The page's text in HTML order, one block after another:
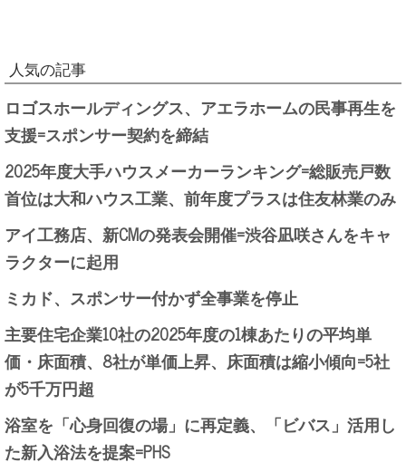
人気の記事
ロゴスホールディングス、アエラホームの民事再生を
支援=スポンサー契約を締結
2025年度大手ハウスメーカーランキング=総販売戸数
首位は大和ハウス工業、前年度プラスは住友林業のみ
アイ工務店、新CMの発表会開催=渋谷凪咲さんをキャ
ラクターに起用
ミカド、スポンサー付かず全事業を停止
主要住宅企業10社の2025年度の1棟あたりの平均単
価・床面積、8社が単価上昇、床面積は縮小傾向=5社
が5千万円超
浴室を「心身回復の場」に再定義、「ビバス」活用し
た新入浴法を提案=PHS